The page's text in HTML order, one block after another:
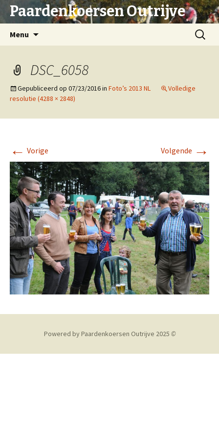
Paardenkoersen Outrijve
Menu
Zoeken
naar:
DSC_6058
Gepubliceerd op 07/23/2016in Foto’s 2013 NL
Volledige
resolutie (4288 × 2848)
← Vorige Volgende →
Powered by Paardenkoersen Outrijve 2025 ©